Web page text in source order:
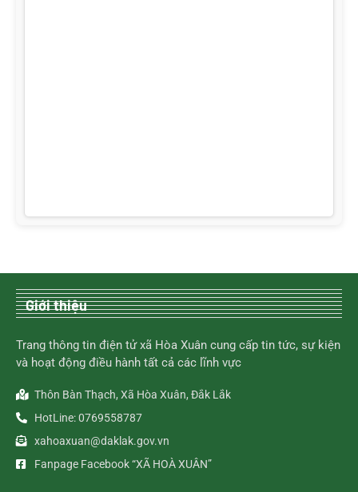
Giới thiệu
Trang thông tin điện tử xã Hòa Xuân cung cấp tin tức, sự kiện
và hoạt động điều hành tất cả các lĩnh vực
Thôn Bàn Thạch, Xã Hòa Xuân, Đắk Lắk
HotLine: 0769558787
xahoaxuan@daklak.gov.vn
Fanpage Facebook “XÃ HOÀ XUÂN”